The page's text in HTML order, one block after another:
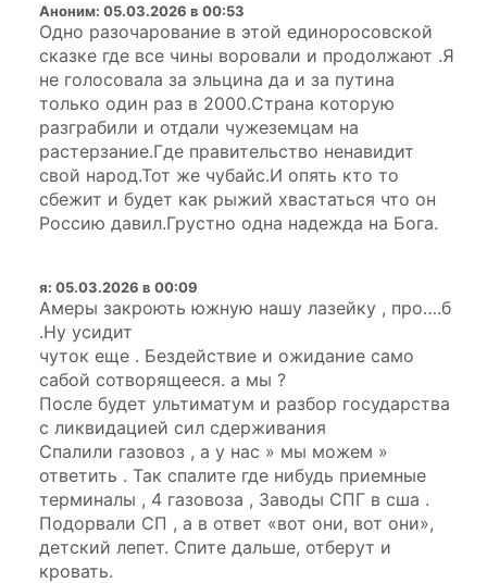
Аноним: 05.03.2026 в 00:53
Одно разочарование в этой единоросовской
сказке где все чины воровали и продолжают .Я
не голосовала за эльцина да и за путина
только один раз в 2000.Страна которую
разграбили и отдали чужеземцам на
растерзание.Где правительство ненавидит
свой народ.Тот же чубайс.И опять кто то
сбежит и будет как рыжий хвастаться что он
Россию давил.Грустно одна надежда на Бога.
я: 05.03.2026 в 00:09
Амеры закроють южную нашу лазейку , про….б
.Ну усидит
чуток еще . Бездействие и ожидание само
сабой сотворящееся. а мы ?
После будет ультиматум и разбор государства
с ликвидацией сил сдерживания
Спалили газовоз , а у нас » мы можем »
ответить . Так спалите где нибудь приемные
терминалы , 4 газовоза , Заводы СПГ в сша .
Подорвали СП , а в ответ «вот они, вот они»,
детский лепет. Спите дальше, отберут и
кровать.